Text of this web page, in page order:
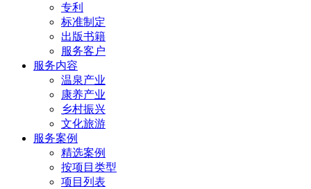
专利
标准制定
出版书籍
服务客户
服务内容
温泉产业
康养产业
乡村振兴
文化旅游
服务案例
精选案例
按项目类型
项目列表